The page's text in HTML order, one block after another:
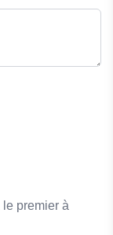
premier à